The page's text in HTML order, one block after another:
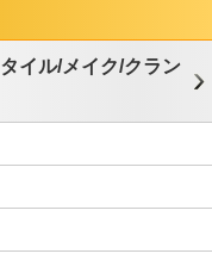
イル/メイク/クラン